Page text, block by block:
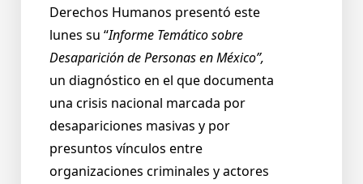
Derechos Humanos presentó este
lunes su “Informe Temático sobre
Desaparición de Personas en México”,
un diagnóstico en el que documenta
una crisis nacional marcada por
desapariciones masivas y por
presuntos vínculos entre
organizaciones criminales y actores